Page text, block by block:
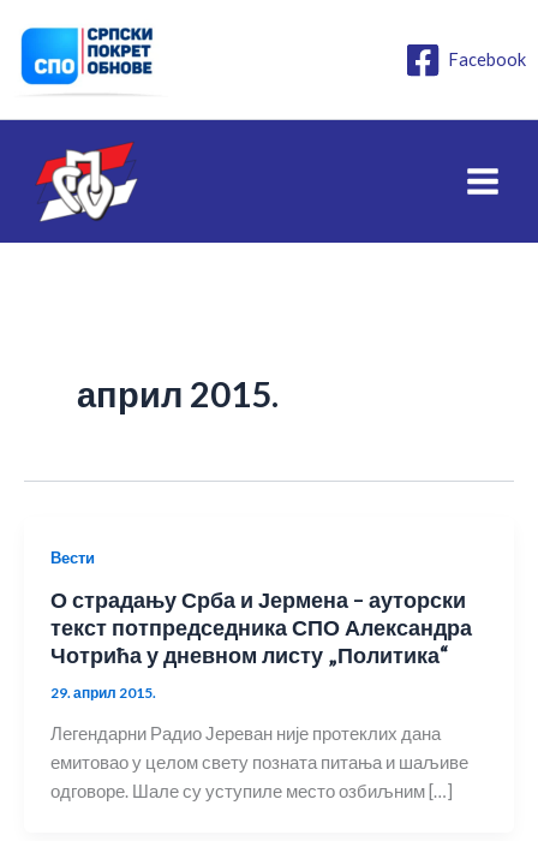
садржај
Facebook
април 2015.
Вести
О страдању Срба и Јермена – ауторски
текст потпредседника СПО Александра
Чотрића у дневном листу „Политика“
29. април 2015.
Легендарни Радио Јереван није протеклих дана
емитовао у целом свету позната питања и шаљиве
одговоре. Шале су уступиле место озбиљним […]